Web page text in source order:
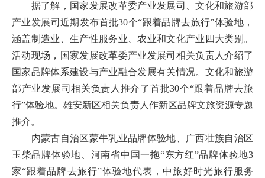
据了解，国家发展改革委产业发展司、文化和旅游部
产业发展司近期发布首批30个“跟着品牌去旅行”体验地，
涵盖制造业、生产性服务业、农业和文化产业四大类别。
活动现场，国家发展改革委产业发展司相关负责人介绍了
国家品牌体系建设与产业融合发展有关情况。文化和旅游
部产业发展司相关负责人推介了首批30个“跟着品牌去旅
行”体验地。雄安新区相关负责人作新区品牌文旅资源专题
推介。
内蒙古自治区蒙牛乳业品牌体验地、广西壮族自治区
玉柴品牌体验地、河南省中国一拖“东方红”品牌体验地3
家“跟着品牌去旅行”体验地代表，中旅好时光旅行服务